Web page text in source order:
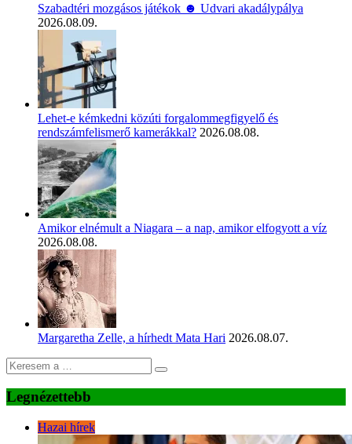
Szabadtéri mozgásos játékok ☻ Udvari akadálypálya
2026.08.09.
Lehet-e kémkedni közúti forgalommegfigyelő és
rendszámfelismerő kamerákkal? 2026.08.08.
Amikor elnémult a Niagara – a nap, amikor elfogyott a víz
2026.08.08.
Margaretha Zelle, a hírhedt Mata Hari 2026.08.07.
Legnézettebb
Hazai hírek